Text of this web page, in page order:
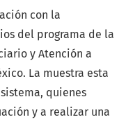
con la
del programa de la
y Atención a
La muestra esta
quienes
y a realizar una